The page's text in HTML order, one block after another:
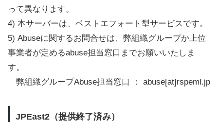
って異なります。
4) 本サーバーは、ベストエフォート型サービスです。
5) Abuseに関するお問合せは、弊組織グループか上位
事業者が定めるabuse担当窓口までお願いいたしま
す。
弊組織グループAbuse担当窓口 ： abuse[at]rspeml.jp
JPEast2（提供終了済み）